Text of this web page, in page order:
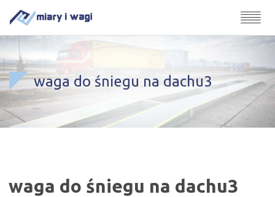
waga do śniegu na dachu3
waga do śniegu na dachu3